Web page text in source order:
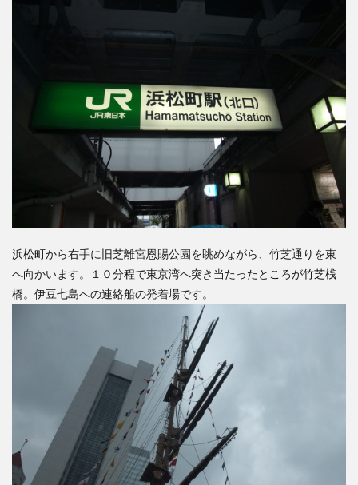
浜松町から右手に旧芝離宮恩賜公園を眺めながら、竹芝通りを東
へ向かいます。１０分程で東京湾へ突き当たったところが竹芝桟
橋。伊豆七島への連絡船の発着場です。